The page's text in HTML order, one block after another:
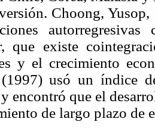
Choong,
que existe
y el crecimiento
usó un índice
encontró que el
de largo plazo de